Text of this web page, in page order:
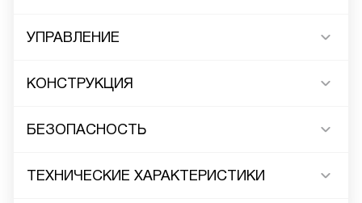
УПРАВЛЕНИЕ
КОНСТРУКЦИЯ
БЕЗОПАСНОСТЬ
ТЕХНИЧЕСКИЕ ХАРАКТЕРИСТИКИ